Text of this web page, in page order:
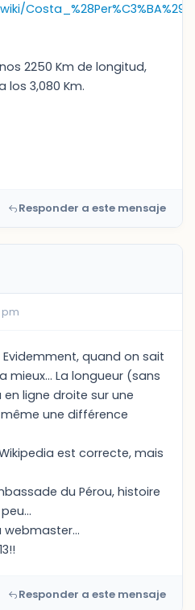
Costa_%28Per%C3%BA%29
2250 Km de longitud,
los 3,080 Km.
Responder a este mensaje
pm
quand on sait
mieux... La longueur (sans
ligne droite sur une
une différence
est correcte, mais
du Pérou, histoire
Responder a este mensaje